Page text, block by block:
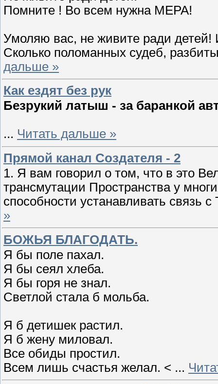
Помните ! Во всем нужна МЕРА!
Умоляю вас, не живите ради
Сколько поломанных судеб,
дальше »
Как ездят без рук
Безрукий латыш - за баранкой
... Читать дальше »
Прямой канал Создателя - 2
1. Я вам говорил о том, что в это
трансмутации Пространства у
способности устанавливать
»
БОЖЬЯ БЛАГОДАТЬ.
Я бы поле пахал.
Я бы сеял хлеба.
Я бы горя не знал.
Светлой стала б мольба.
Я б детишек растил.
Я б жену миловал.
Все обиды простил.
Всем лишь счастья желал. < ...